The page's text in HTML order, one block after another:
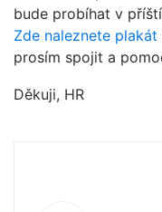
bude probíhat v
Zde naleznete plakát
prosím spojit a
Děkuji, HR